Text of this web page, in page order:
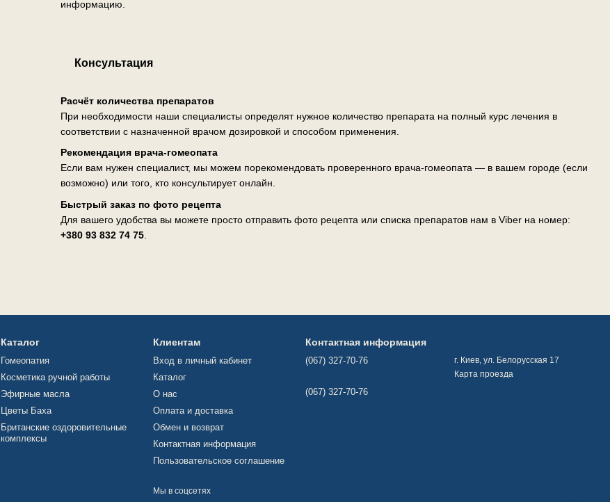
информацию.
Консультация
Расчёт количества препаратов
При необходимости наши специалисты определят нужное количество препарата на полный курс лечения в
соответствии с назначенной врачом дозировкой и способом применения.
Рекомендация врача-гомеопата
Если вам нужен специалист, мы можем порекомендовать проверенного врача-гомеопата — в вашем городе (если
возможно) или того, кто консультирует онлайн.
Быстрый заказ по фото рецепта
Для вашего удобства вы можете просто отправить фото рецепта или списка препаратов нам в Viber на номер:
+380 93 832 74 75.
Каталог
Гомеопатия
Косметика ручной работы
Эфирные масла
Цветы Баха
Британские оздоровительные
комплексы
Клиентам
Вход в личный кабинет
Каталог
О нас
Оплата и доставка
Обмен и возврат
Контактная информация
Пользовательское соглашение
Мы в соцсетях
Контактная информация
(067) 327-70-76
(067) 327-70-76
г. Киев, ул. Белорусская 17
Карта проезда